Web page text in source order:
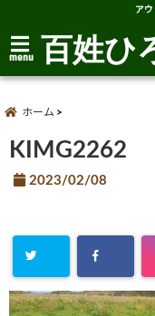
ア
menu 百姓ひ
ホーム
KIMG2262
2023/02/08